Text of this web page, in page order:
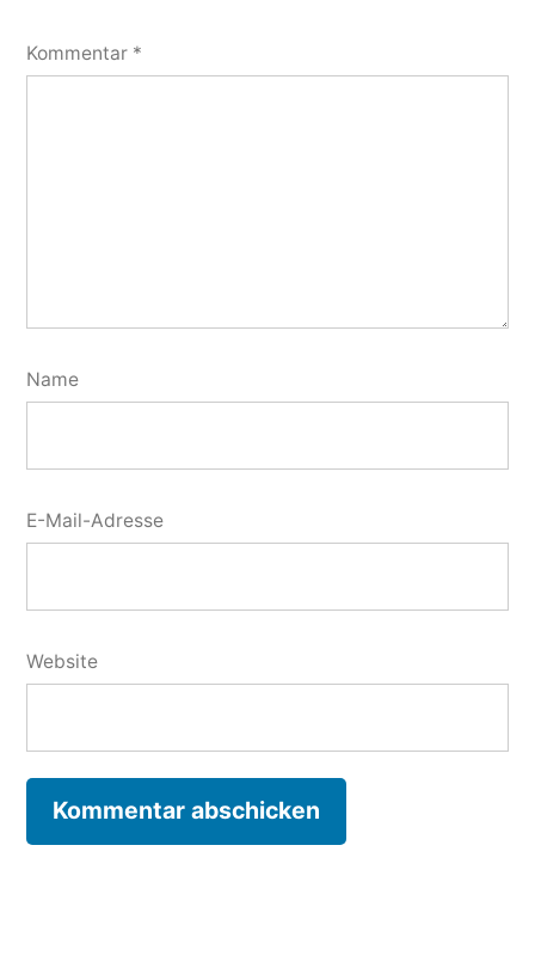
Kommentar *
Name
E-Mail-Adresse
Website